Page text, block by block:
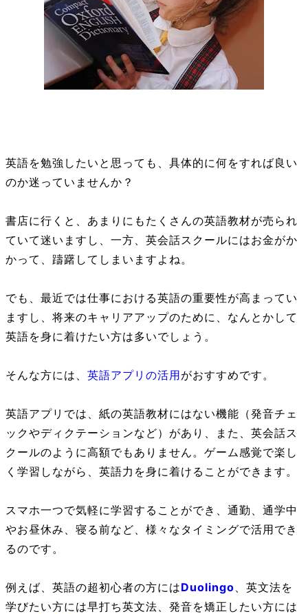
英語を勉強したいと思っても、具体的に何をすれば良い
のか迷っていませんか？
書店に行くと、あまりにもたくさんの英語教材が売られ
ていて迷いますし、一方、英会話スクールにはお金がか
かって、躊躇してしまいますよね。
でも、最近では仕事における英語の重要性が高まってい
ますし、将来のキャリアアップのために、なんとかして
英語を身に着けたい方は多いでしょう。
そんな方には、 英語アプリの活用がおすすめです。
英語アプリでは、紙の英語教材にはない機能（発音チェ
ックやディクテーションなど）があり、また、英会話ス
クールのように高額でもありません。ゲーム感覚で楽し
く学習しながら、英語力を身に着けることができます。
スマホ一つで気軽に学習することができ、通勤、通学中
やお昼休み、寝る前など、様々なタイミングで活用でき
るのです。
例えば、英語の超初心者の方にはDuolingo、英文法を
学びたい方には早打ち英文法、発音を矯正したい方には